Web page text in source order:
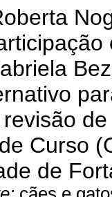
Curso
de